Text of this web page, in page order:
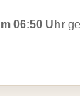
06:50 Uhr